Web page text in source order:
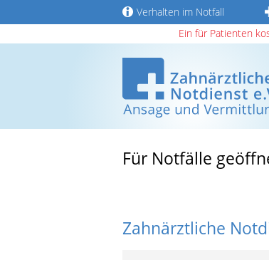
Verhalten im Notfall
Ein für Patienten
Für Notfälle
Zahnärztliche